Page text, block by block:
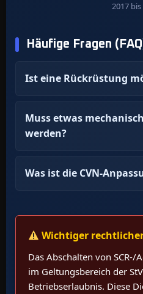
2017 bis
Häufige Fragen
Ist eine Rückrüstung
Muss etwas
werden?
Was ist die CVN-
Wichtiger
Das Abschalten von
im Geltungsbereich der
Betriebserlaubnis. Diese